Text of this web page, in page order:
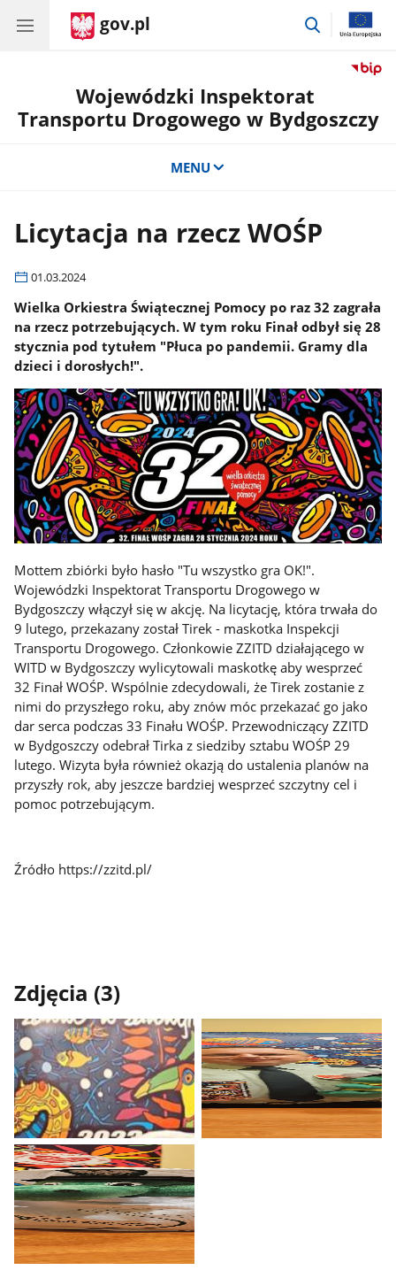
gov.pl
przejdź
Wojewódzki Inspektorat
Transportu Drogowego w Bydgoszczy
MENU
Licytacja na rzecz WOŚP
01.03.2024
Wielka Orkiestra Świątecznej Pomocy po raz 32 zagrała
na rzecz potrzebujących. W tym roku Finał odbył się 28
stycznia pod tytułem "Płuca po pandemii. Gramy dla
dzieci i dorosłych!".
Mottem zbiórki było hasło "Tu wszystko gra OK!".
Wojewódzki Inspektorat Transportu Drogowego w
Bydgoszczy włączył się w akcję. Na licytację, która trwała do
9 lutego, przekazany został Tirek - maskotka Inspekcji
Transportu Drogowego. Członkowie ZZITD działającego w
WITD w Bydgoszczy wylicytowali maskotkę aby wesprzeć
32 Finał WOŚP. Wspólnie zdecydowali, że Tirek zostanie z
nimi do przyszłego roku, aby znów móc przekazać go jako
dar serca podczas 33 Finału WOŚP. Przewodniczący ZZITD
w Bydgoszczy odebrał Tirka z siedziby sztabu WOŚP 29
lutego. Wizyta była również okazją do ustalenia planów na
przyszły rok, aby jeszcze bardziej wesprzeć szczytny cel i
pomoc potrzebującym.
Źródło https://zzitd.pl/
Zdjęcia (3)
Pokaż
zdjęcie
1
z
galerii.